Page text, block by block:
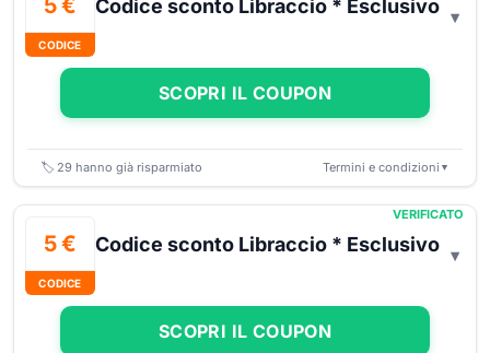
5 €
CODICE
Codice sconto Libraccio * Esclusivo
SCOPRI IL COUPON
🏷️ 29 hanno già risparmiato Termini e condizioni ▼
5 €
CODICE
VERIFICATO
Codice sconto Libraccio * Esclusivo
SCOPRI IL COUPON